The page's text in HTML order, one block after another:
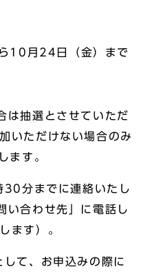
10月24日（金）まで
は抽選とさせていただ
いただけない場合のみ
ます。
分までに連絡いたし
い合わせ先」に電話し
ます）。
て、お申込みの際に